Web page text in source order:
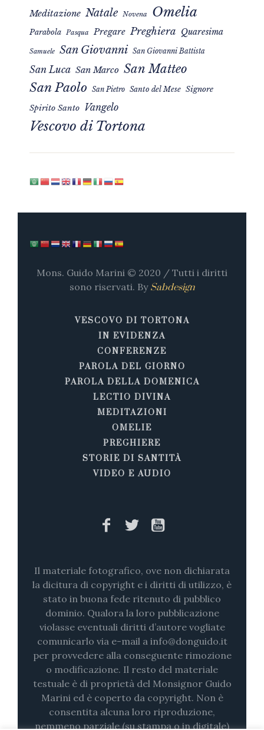
Meditazione Natale Novena Omelia
Parabola Pasqua Pregare Preghiera Quaresima
Samuele San Giovanni San Giovanni Battista
San Luca San Marco San Matteo
San Paolo San Pietro Santo del Mese Signore
Spirito Santo Vangelo
Vescovo di Tortona
Mons. Guido Marini © 2020 / Tutti i diritti
sono riservati. By Sabdesign
VESCOVO DI TORTONA
IN EVIDENZA
CONFERENZE
PAROLA DEL GIORNO
PAROLA DELLA DOMENICA
LECTIO DIVINA
MEDITAZIONI
OMELIE
PREGHIERE
STORIE DI SANTITÀ
VIDEO E AUDIO
Il materiale fotografico, ove non dichiarata
la dicitura di copyright e i diritti di utilizzo, è
stato in buona fede ritenuto di pubblico
dominio. Qualora la loro pubblicazione
violasse eventuali diritti d’autore vogliate
comunicarlo via e-mail a info@donguido.it
per provvedere alla conseguente rimozione
o modificazione. Il resto del materiale
testuale è di proprietà del Monsignor Guido
Marini ed è coperto da copyright. Non è
consentita alcuna loro riproduzione,
nemmeno parziale (su stampa o in digitale)